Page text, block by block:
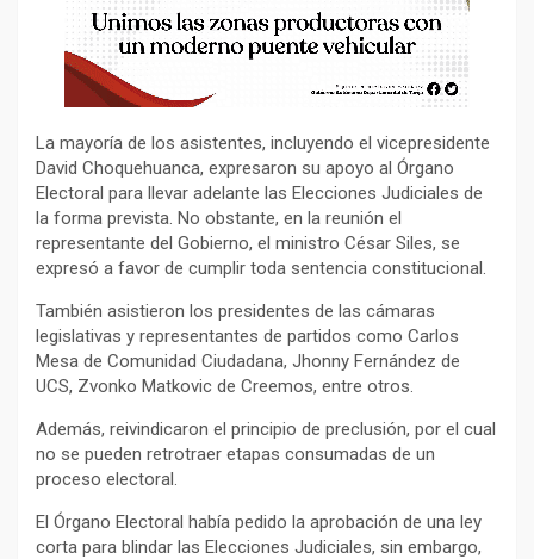
La mayoría de los asistentes, incluyendo el vicepresidente
David Choquehuanca, expresaron su apoyo al Órgano
Electoral para llevar adelante las Elecciones Judiciales de
la forma prevista. No obstante, en la reunión el
representante del Gobierno, el ministro César Siles, se
expresó a favor de cumplir toda sentencia constitucional.
También asistieron los presidentes de las cámaras
legislativas y representantes de partidos como Carlos
Mesa de Comunidad Ciudadana, Jhonny Fernández de
UCS, Zvonko Matkovic de Creemos, entre otros.
Además, reivindicaron el principio de preclusión, por el cual
no se pueden retrotraer etapas consumadas de un
proceso electoral.
El Órgano Electoral había pedido la aprobación de una ley
corta para blindar las Elecciones Judiciales, sin embargo,